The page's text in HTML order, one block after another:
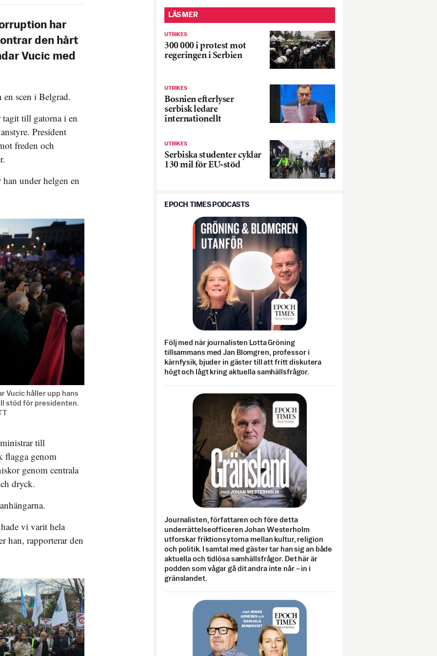
har
den hårt
Vucic med
en scen i Belgrad.
tagit till gatorna i en
President
freden och
under helgen en
Vucic håller upp hans
stöd för presidenten.
till
flagga genom
genom centrala
dryck.
vi varit hela
han, rapporterar den
LÄS MER
UTRIKES
300 000 i protest mot
regeringen i Serbien
UTRIKES
Bosnien efterlyser
serbisk ledare
internationellt
UTRIKES
Serbiska studenter cyklar
130 mil för EU-stöd
EPOCH TIMES PODCASTS
Följ med när journalisten Lotta Gröning
tillsammans med Jan Blomgren, professor i
kärnfysik, bjuder in gäster till att fritt diskutera
högt och lågt kring aktuella samhällsfrågor.
Journalisten, författaren och före detta
underrättelseofficeren Johan Westerholm
utforskar friktionsytorna mellan kultur, religion
och politik. I samtal med gäster tar han sig an både
aktuella och tidlösa samhällsfrågor. Det här är
podden som vågar gå dit andra inte når – in i
gränslandet.